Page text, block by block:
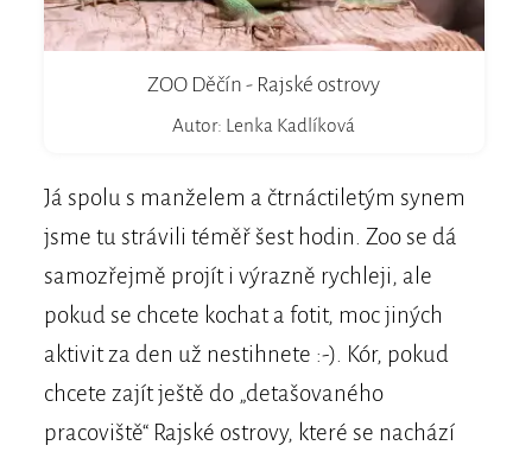
ZOO Děčín - Rajské ostrovy
Autor: Lenka Kadlíková
Já spolu s manželem a čtrnáctiletým synem
jsme tu strávili téměř šest hodin. Zoo se dá
samozřejmě projít i výrazně rychleji, ale
pokud se chcete kochat a fotit, moc jiných
aktivit za den už nestihnete :-). Kór, pokud
chcete zajít ještě do „detašovaného
pracoviště“ Rajské ostrovy, které se nachází